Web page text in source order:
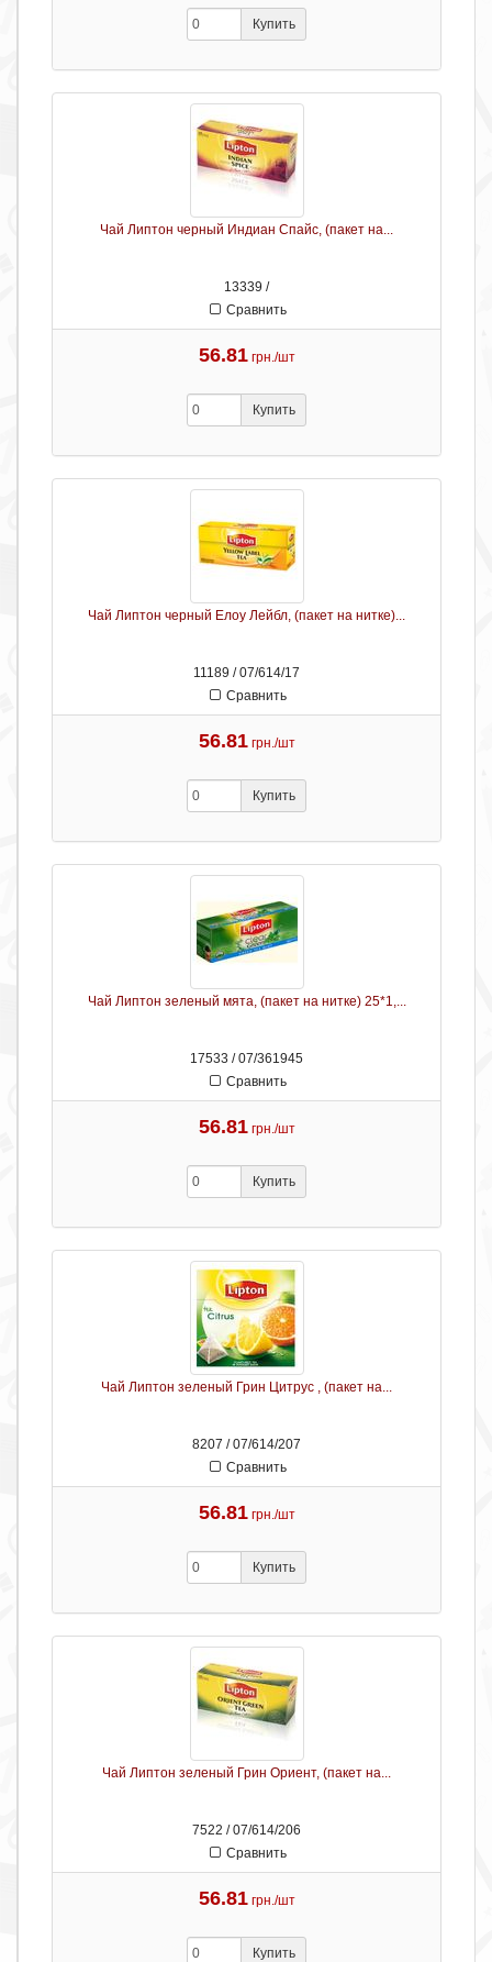
Купить
Чай Липтон черный Индиан Спайс, (пакет на...
13339 /
Сравнить
56.81 грн./шт
Купить
Чай Липтон черный Елоу Лейбл, (пакет на нитке)...
11189 / 07/614/17
Сравнить
56.81 грн./шт
Купить
Чай Липтон зеленый мята, (пакет на нитке) 25*1,...
17533 / 07/361945
Сравнить
56.81 грн./шт
Купить
Чай Липтон зеленый Грин Цитрус , (пакет на...
8207 / 07/614/207
Сравнить
56.81 грн./шт
Купить
Чай Липтон зеленый Грин Ориент, (пакет на...
7522 / 07/614/206
Сравнить
56.81 грн./шт
Купить